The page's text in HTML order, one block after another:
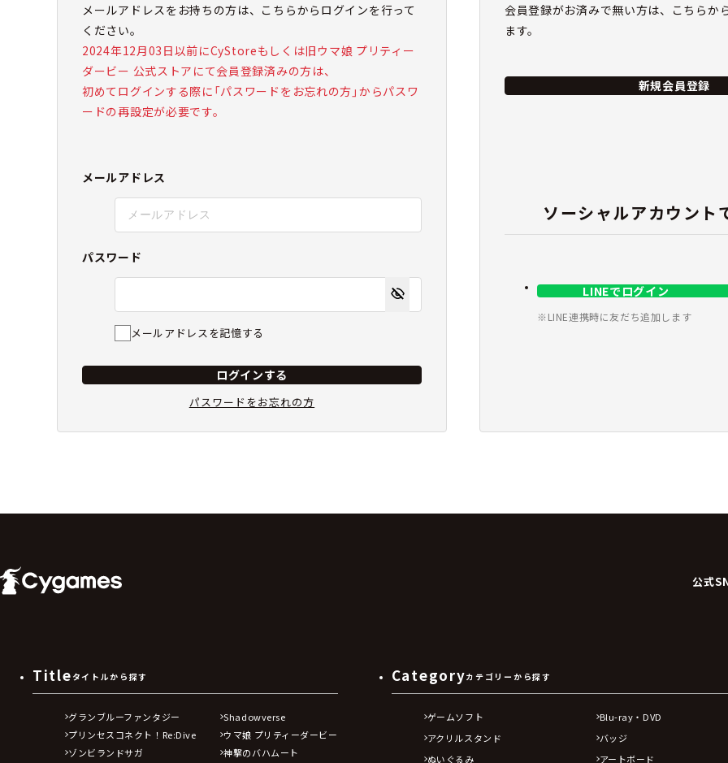
メールアドレスをお持ちの方は、こちらからログインを行って
ください。
2024年12月03日以前にCyStoreもしくは旧ウマ娘 プリティー
ダービー 公式ストアにて会員登録済みの方は、
初めてログインする際に「パスワードをお忘れの方」からパスワ
ードの再設定が必要です。
メールアドレス
パスワード
メールアドレスを記憶する
ログインする
パスワードをお忘れの方
会員登録がお済みで無い方は、こちらか
ます。
新規会員登録
ソーシャルアカウント
LINEでログイン
※LINE連携時に友だち追加します
公式
Title タイトルから探す
グランブルーファンタジー
Shadowverse
プリンセスコネクト！Re:Dive
ウマ娘 プリティーダービー
ゾンビランドサガ
神撃のバハムート
Categoryカテゴリーから探す
ゲームソフト Blu-ray・DVD
アクリルスタンド
バッジ
ぬいぐるみ
アートボード